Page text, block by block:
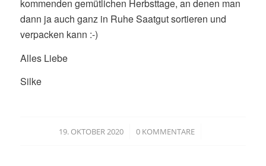
kommenden gemütlichen Herbsttage, an denen man
dann ja auch ganz in Ruhe Saatgut sortieren und
verpacken kann :-)
Alles Liebe
Silke
19. OKTOBER 2020
/ 0 KOMMENTARE
/